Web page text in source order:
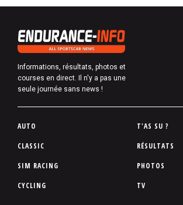
Informations, résultats, photos et
courses en direct. Il n'y a pas une
seule journée sans news !
P
d
d
AUTO
CLASSIC
SIM RACING
CYCLING
T'AS SU ?
RÉSULTATS
PHOTOS
TV